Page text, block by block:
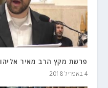
פרשת מקץ הרב מאיר אליהו
4 באפריל 2018